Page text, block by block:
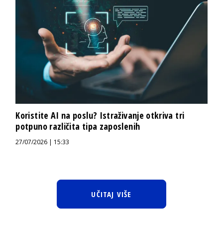
Koristite AI na poslu? Istraživanje otkriva tri
potpuno različita tipa zaposlenih
27/07/2026 | 15:33
UČITAJ VIŠE